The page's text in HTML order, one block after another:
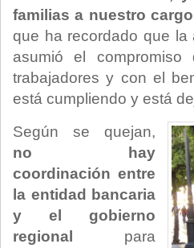
familias a nuestro
que ha recordado que la
asumió el
trabajadores y con el
está cumpliendo y está
Según se quejan,
no hay
coordinación entre
la entidad bancaria
y el gobierno
regional
para